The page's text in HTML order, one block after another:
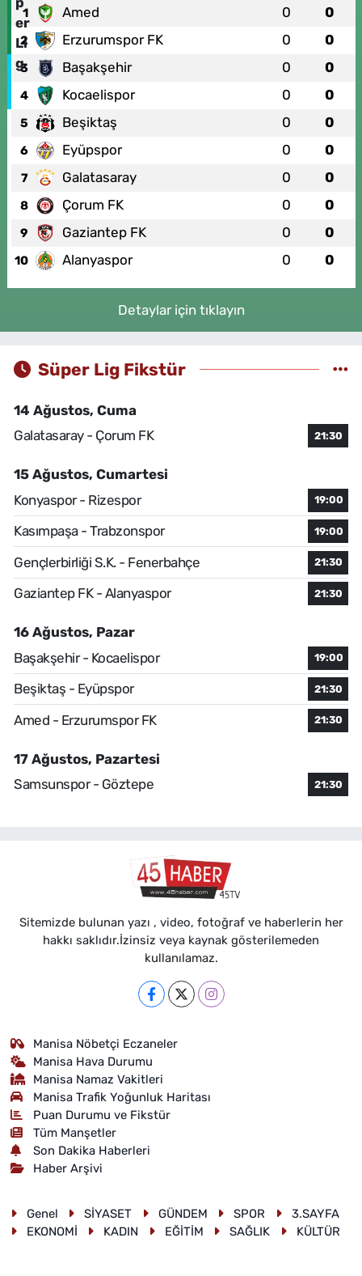
1 Amed 0 0
2 Erzurumspor FK 0 0
3 Başakşehir 0 0
4 Kocaelispor 0 0
5 Beşiktaş 0 0
6 Eyüpspor 0 0
7 Galatasaray 0 0
8 Çorum FK 0 0
9 Gaziantep FK 0 0
10 Alanyaspor 0 0
Detaylar için tıklayın
Süper Lig Fikstür
14 Ağustos, Cuma
Galatasaray - Çorum FK
21:30
15 Ağustos, Cumartesi
Konyaspor - Rizespor
19:00
Kasımpaşa - Trabzonspor 19:00
Gençlerbirliği S.K. - Fenerbahçe 21:30
Gaziantep FK - Alanyaspor 21:30
16 Ağustos, Pazar
Başakşehir - Kocaelispor
19:00
Beşiktaş - Eyüpspor 21:30
Amed - Erzurumspor FK 21:30
17 Ağustos, Pazartesi
Samsunspor - Göztepe
21:30
Sitemizde bulunan yazı , video, fotoğraf ve haberlerin her
hakkı saklıdır.İzinsiz veya kaynak gösterilemeden
kullanılamaz.
Manisa Nöbetçi Eczaneler
Manisa Hava Durumu
Manisa Namaz Vakitleri
Manisa Trafik Yoğunluk Haritası
Puan Durumu ve Fikstür
Tüm Manşetler
Son Dakika Haberleri
Haber Arşivi
Genel SİYASET GÜNDEM SPOR
3.SAYFA
EKONOMİ
KADIN EĞİTİM SAĞLIK KÜLTÜR